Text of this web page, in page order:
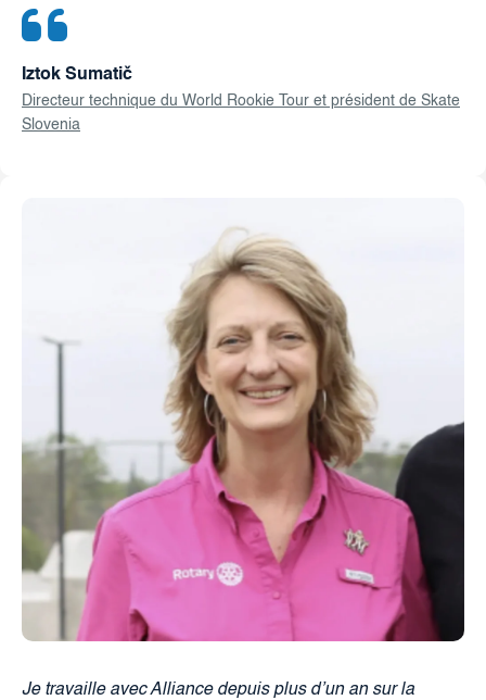
Iztok Sumatič
Directeur technique du World Rookie Tour et président de Skate
Slovenia
Je travaille avec Alliance depuis plus d’un an sur la